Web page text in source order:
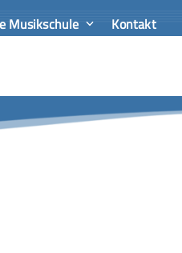
Musikschule Kontakt